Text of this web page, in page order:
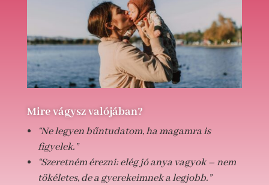
Mire vágysz valójában?
“Ne legyen bűntudatom, ha magamra is
figyelek.”
“Szeretném érezni: elég jó anya vagyok – nem
tökéletes, de a gyerekeimnek a legjobb.”